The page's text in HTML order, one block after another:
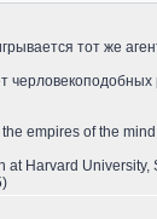
тот же
empires of the
at Harvard University,